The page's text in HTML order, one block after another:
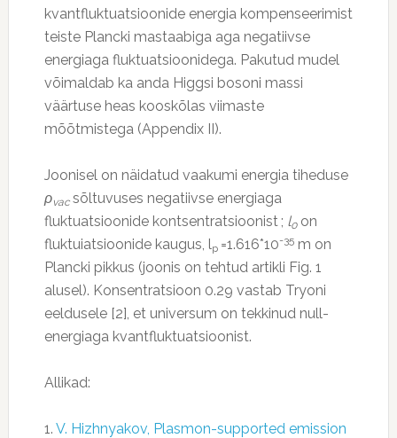
kvantfluktuatsioonide energia kompenseerimist
teiste Plancki mastaabiga aga negatiivse
energiaga fluktuatsioonidega. Pakutud mudel
võimaldab ka anda Higgsi bosoni massi
väärtuse heas kooskõlas viimaste
mõõtmistega (Appendix II).
Joonisel on näidatud vaakumi energia tiheduse
ρvac sõltuvuses negatiivse energiaga
fluktuatsioonide kontsentratsioonist ; l0on
fluktuiatsioonide kaugus, lp =1.616*10-35m on
Plancki pikkus (joonis on tehtud artikli Fig. 1
alusel). Konsentratsioon 0.29 vastab Tryoni
eeldusele [2], et universum on tekkinud null-
energiaga kvantfluktuatsioonist.
Allikad:
1. V. Hizhnyakov, Plasmon-supported emission